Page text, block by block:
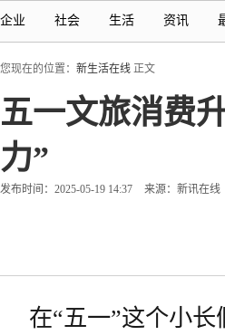
企业 社会 生活 资讯
您现在的位置： 新生活在线 正文
五一文旅消费
力”
发布时间：2025-05-19 14:37 来源：新讯在线
在“五一”这个小